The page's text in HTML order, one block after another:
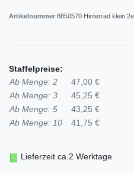
Artikelnummer 8850570 Hinterrad klein
Staffelpreise:
Ab Menge: 2
47,00 €
Ab Menge: 3
45,25 €
Ab Menge: 5
43,25 €
Ab Menge: 10
41,75 €
Lieferzeit ca.2 Werktage